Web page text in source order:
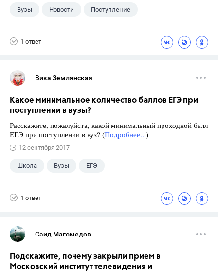
Вузы Новости Поступление
1 ответ
Вика Землянская
Какое минимальное количество баллов ЕГЭ при
поступлении в вузы?
Расскажите, пожалуйста, какой минимальный проходной балл
ЕГЭ при поступлении в вуз? (Подробнее...)
12 сентября 2017
Школа Вузы ЕГЭ
1 ответ
Саид Магомедов
Подскажите, почему закрыли прием в
Московский институт телевидения и